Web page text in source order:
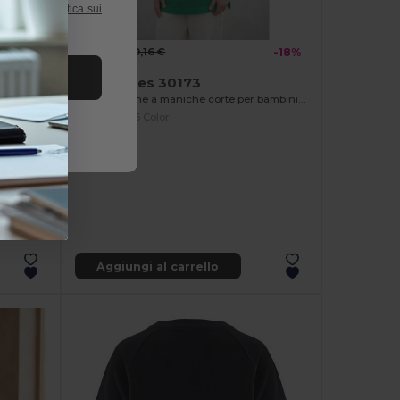
-18%
8,31 € 10,16 € -18%
TH Clothes 30173
Polo in cotone a maniche corte per bambini (unisex)
Aggiungi al carrello
nostra
Politica sui